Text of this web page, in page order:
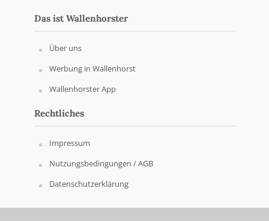
Das ist Wallenhorster
Über uns
Werbung in Wallenhorst
Wallenhorster App
Rechtliches
Impressum
Nutzungsbedingungen / AGB
Datenschutzerklärung